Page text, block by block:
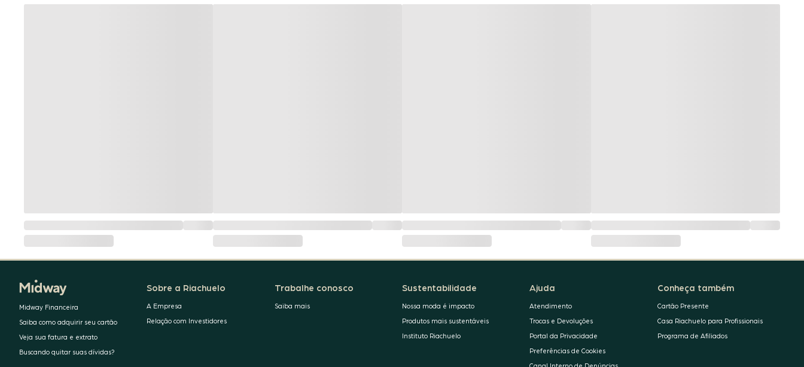
Midway Financeira
Saiba como adquirir seu cartão
Veja sua fatura e extrato
Buscando quitar suas dívidas?
Sobre a Riachuelo
A Empresa
Relação com Investidores
Trabalhe conosco
Saiba mais
Sustentabilidade
Nossa moda é impacto
Produtos mais sustentáveis
Instituto Riachuelo
Ajuda
Atendimento
Trocas e Devoluções
Portal da Privacidade
Preferências de Cookies
Conheça também
Cartão Presente
Casa Riachuelo para Profissionais
Programa de Afiliados